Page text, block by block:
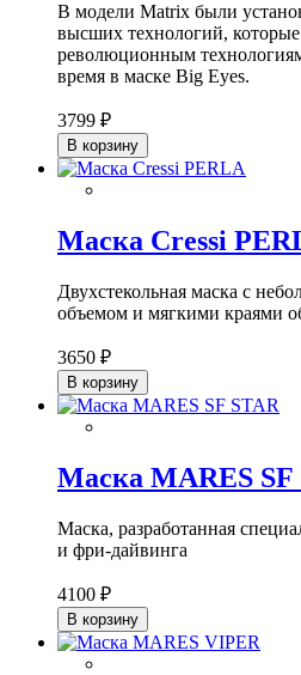
В модели Matrix были
высших технологий,
революционным
время в маске Big Eyes.
3799 ₽
В корзину
Маска Cressi
Двухстекольная маска с
объемом и мягкими краями
3650 ₽
В корзину
Маска MARES SF
Маска, разработанная
и фри-дайвинга
4100 ₽
В корзину